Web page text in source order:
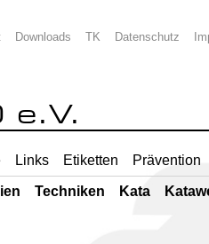
Downloads TK Datenschutz
e.V.
Links Etiketten Prävention
Techniken Kata